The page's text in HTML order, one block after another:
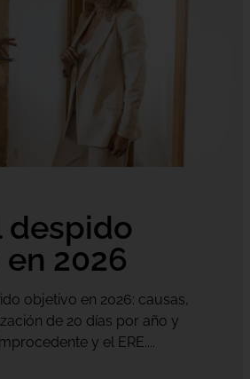
despido
2026
objetivo en 2026: causas,
de 20 días por año y
y el ERE....